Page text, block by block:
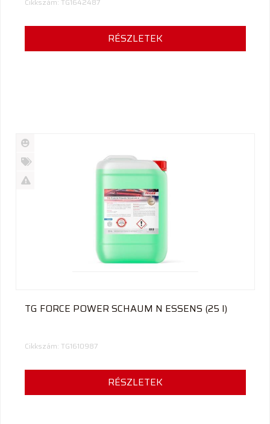
RÉSZLETEK
Új
termék
%
TG FORCE POWER SCHAUM N ESSENS (25 l)
Cikkszám: TG1610987
RÉSZLETEK